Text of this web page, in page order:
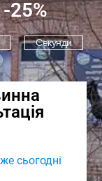
-25%
Секунди
сьогодні